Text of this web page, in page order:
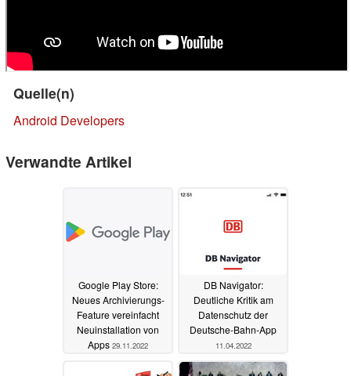
Quelle(n)
Android Developers
Verwandte Artikel
Google Play Store:
Neues Archivierungs-
Feature vereinfacht
Neuinstallation von
Apps 29.11.2022
DB Navigator:
Deutliche Kritik am
Datenschutz der
Deutsche-Bahn-App
11.04.2022